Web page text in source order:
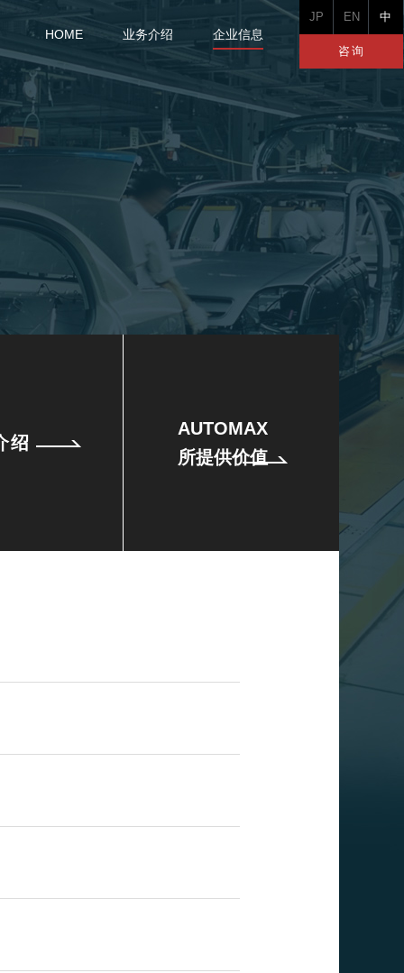
HOME 业务介绍 企业信息
JP EN 中
咨询
绍
AUTOMAX
所提供价值